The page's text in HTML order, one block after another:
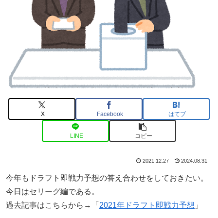
X Facebook はてブ
LINE コピー
2021.12.27 2024.08.31
今年もドラフト即戦力予想の答え合わせをしておきたい。
今日はセリーグ編である。
過去記事はこちらから→「 2021年ドラフト即戦力予想 」